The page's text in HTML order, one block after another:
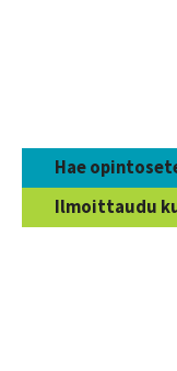
Hae
Ilmoittaudu